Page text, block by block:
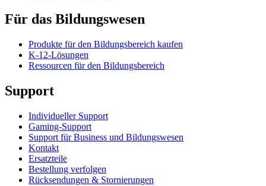
Für das Bildungswesen
Produkte für den Bildungsbereich kaufen
K-12-Lösungen
Ressourcen für den Bildungsbereich
Support
Individueller Support
Gaming-Support
Support für Business und Bildungswesen
Kontakt
Ersatzteile
Bestellung verfolgen
Rücksendungen & Stornierungen